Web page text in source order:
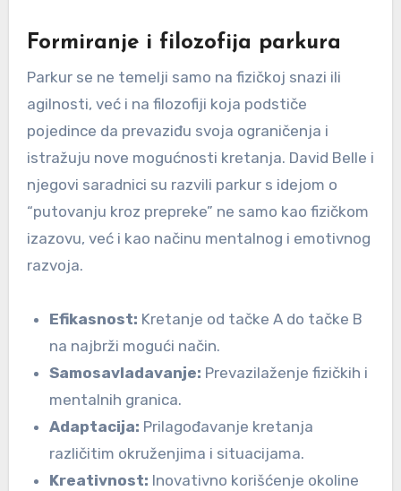
Formiranje i filozofija parkura
Parkur se ne temelji samo na fizičkoj snazi ili
agilnosti, već i na filozofiji koja podstiče
pojedince da prevaziđu svoja ograničenja i
istražuju nove mogućnosti kretanja. David Belle i
njegovi saradnici su razvili parkur s idejom o
“putovanju kroz prepreke” ne samo kao fizičkom
izazovu, već i kao načinu mentalnog i emotivnog
razvoja.
Efikasnost: Kretanje od tačke A do tačke B
na najbrži mogući način.
Samosavladavanje: Prevazilaženje fizičkih i
mentalnih granica.
Adaptacija: Prilagođavanje kretanja
različitim okruženjima i situacijama.
Kreativnost: Inovativno korišćenje okoline